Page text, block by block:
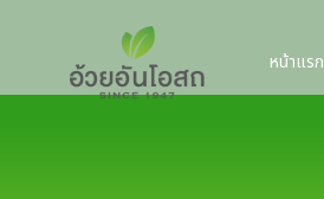
หน้าแรก